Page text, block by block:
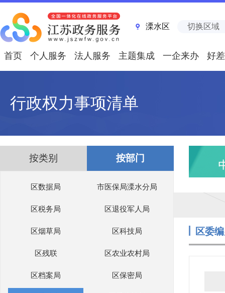
溧水区 切换区域
首页 个人服务 法人服务 主题集成 一企来办 好
行政权力事项清单
按类别 按部门
区数据局 市医保局溧水分局
区税务局 区退役军人局
区烟草局 区科技局
区残联 区农业农村局
区档案局 区保密局
区委